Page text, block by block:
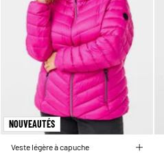
NOUVEAUTÉS
Veste légère à capuche